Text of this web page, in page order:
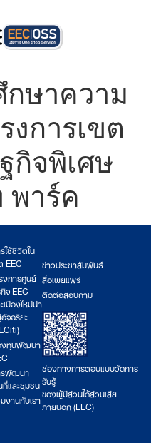
กษาความ
งการเขต
กิจพิเศษ
พาร์ค
ใช้ชีวิตใน
EEC
งการศูนย์
จ EEC
เมืองใหม่น่า
จฉริยะ
ทุนพัฒนา
พัฒนา
และชุมชน
งานกับเรา
ข่าวประชาสัมพันธ์
สื่อเผยแพร่
ติดต่อสอบถาม
ช่องทางการตอบแบบวัดการ
รับรู้
ของผู้มีส่วนได้ส่วนเสีย
ภายนอก (EEC)